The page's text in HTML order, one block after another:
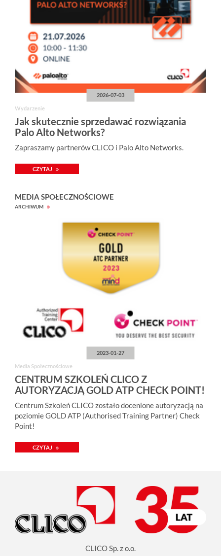
2026-07-03
Wydarzenie
Jak skutecznie sprzedawać rozwiązania
Palo Alto Networks?
Zapraszamy partnerów CLICO i Palo Alto Networks.
CZYTAJ
MEDIA SPOŁECZNOŚCIOWE
ARCHIWUM
2023-01-27
Media Społecznościowe
CENTRUM SZKOLEŃ CLICO Z
AUTORYZACJĄ GOLD ATP CHECK POINT!
Centrum Szkoleń CLICO zostało docenione autoryzacją na
poziomie GOLD ATP (Authorised Training Partner) Check
Point!
CZYTAJ
CLICO Sp. z o.o.